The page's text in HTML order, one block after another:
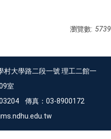
瀏覽數: 5739
村大學路二段一號 理工二館一
室
傳真：03-8900172